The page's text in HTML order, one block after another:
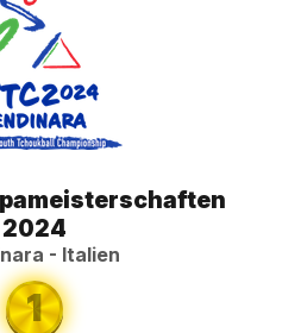
2024
- Italien
1